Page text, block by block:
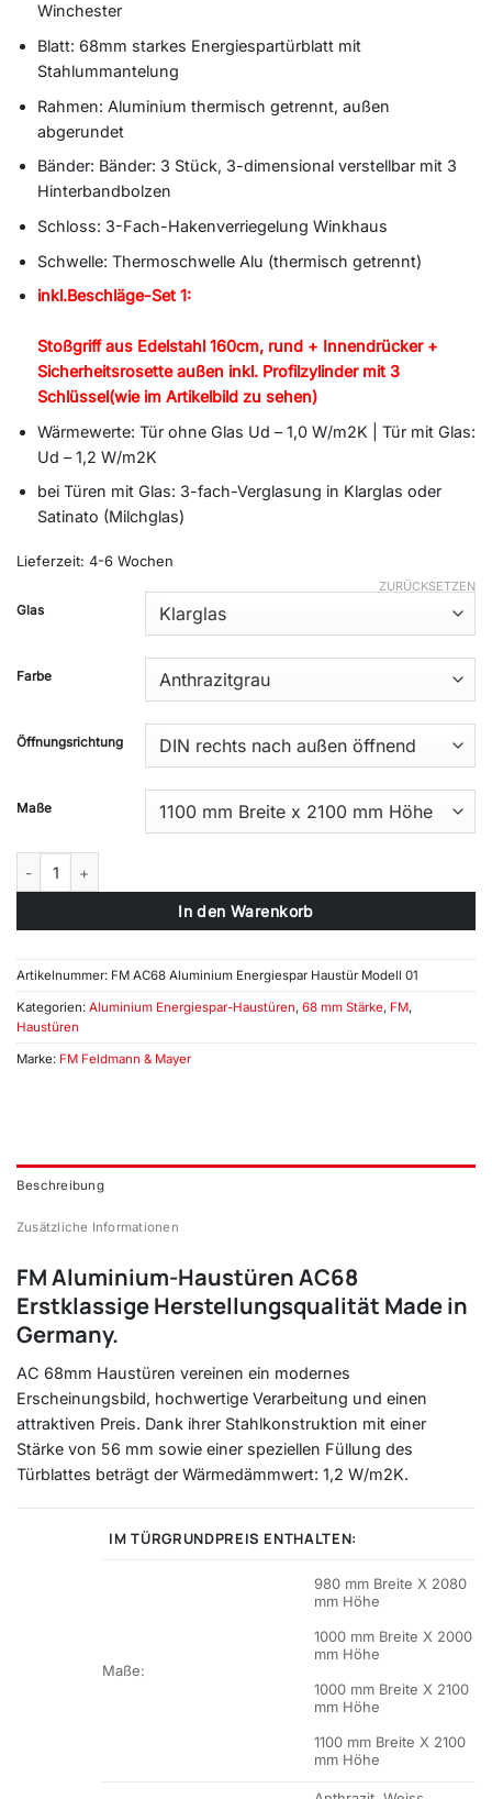
Winchester
Blatt: 68mm starkes Energiespartürblatt mit
Stahlummantelung
Rahmen: Aluminium thermisch getrennt, außen
abgerundet
Bänder: Bänder: 3 Stück, 3-dimensional verstellbar mit 3
Hinterbandbolzen
Schloss: 3-Fach-Hakenverriegelung Winkhaus
Schwelle: Thermoschwelle Alu (thermisch getrennt)
inkl.Beschläge-Set 1:
Stoßgriff aus Edelstahl 160cm, rund + Innendrücker +
Sicherheitsrosette außen inkl. Profilzylinder mit 3
Schlüssel(wie im Artikelbild zu sehen)
Wärmewerte: Tür ohne Glas Ud – 1,0 W/m2K | Tür mit Glas:
Ud – 1,2 W/m2K
bei Türen mit Glas: 3-fach-Verglasung in Klarglas oder
Satinato (Milchglas)
Lieferzeit: 4-6 Wochen
Glas
Farbe
Öffnungsrichtung
Maße
ZURÜCKSETZEN
FM AC68 Aluminium Energiespar Haustür Modell 01 Menge
In den Warenkorb
Artikelnummer: FM AC68 Aluminium Energiespar Haustür Modell 01
Kategorien: Aluminium Energiespar-Haustüren, 68 mm Stärke, FM,
Haustüren
Marke: FM Feldmann & Mayer
Beschreibung
Zusätzliche Informationen
FM Aluminium-Haustüren AC68
Erstklassige Herstellungsqualität Made in
Germany.
AC 68mm Haustüren vereinen ein modernes
Erscheinungsbild, hochwertige Verarbeitung und einen
attraktiven Preis. Dank ihrer Stahlkonstruktion mit einer
Stärke von 56 mm sowie einer speziellen Füllung des
Türblattes beträgt der Wärmedämmwert: 1,2 W/m2K.
IM TÜRGRUNDPREIS ENTHALTEN:
Maße:
980 mm Breite X 2080
mm Höhe
1000 mm Breite X 2000
mm Höhe
1000 mm Breite X 2100
mm Höhe
1100 mm Breite X 2100
mm Höhe